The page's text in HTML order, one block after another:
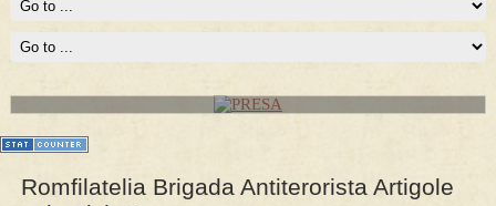
PRESA
Permise pentru vânătoarea de porci în costume, cu gulere albe
Romfilatelia Brigada Antiterorista Artigole